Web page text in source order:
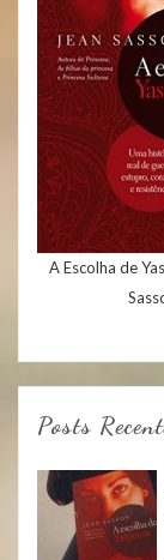
A Escolha de
Posts